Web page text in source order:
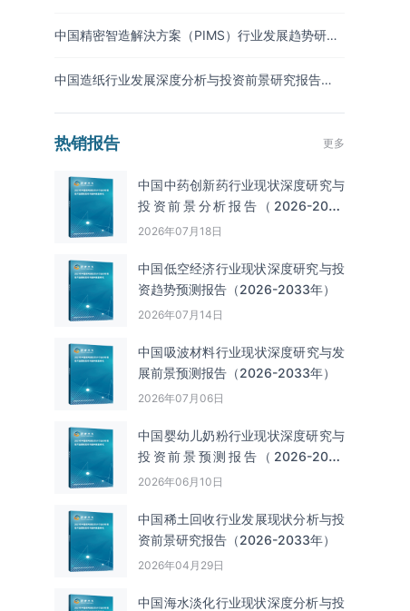
中国精密智造解決方案（PIMS）行业发展趋势研究
中国造纸行业发展深度分析与投资前景研究报告
热销报告 更多
中国中药创新药行业现状深度研究与
投资前景分析报告（2026-2033
年）
2026年07月18日
中国低空经济行业现状深度研究与投
资趋势预测报告（2026-2033年）
2026年07月14日
中国吸波材料‌‌‌行业现状深度研究与发
展前景预测报告（2026-2033年）
2026年07月06日
中国婴幼儿奶粉行业现状深度研究与
投资前景预测报告（2026-2033
年）
2026年06月10日
中国‌‌稀土回收‌‌行业发展现状分析与投
资前景研究报告（2026-2033年）
2026年04月29日
中国海水淡化行业现状深度分析与投